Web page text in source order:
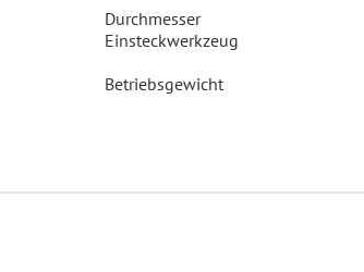
Durchmesser
Einsteckwerkzeug
Betriebsgewicht